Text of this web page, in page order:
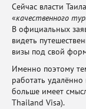
Сейчас власти
«качественного
В официальных
видеть
визы под свой
Именно поэтому
работать удалённо
больше имеет
Thailand Visa).